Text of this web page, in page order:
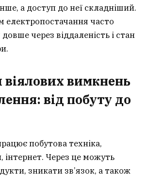
а доступ до неї складніший.
електропостачання часто
через віддаленість і стан
віялових вимкнень
від побуту до
побутова техніка,
Через це можуть
зникати зв’язок, а також